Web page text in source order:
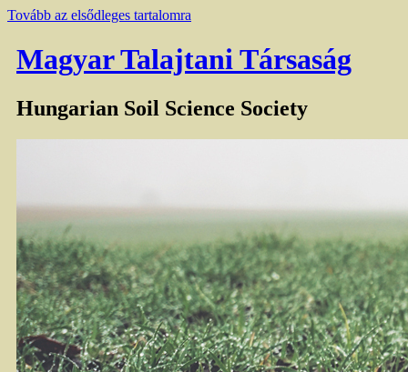
Tovább az elsődleges tartalomra
Magyar Talajtani Társaság
Hungarian Soil Science Society